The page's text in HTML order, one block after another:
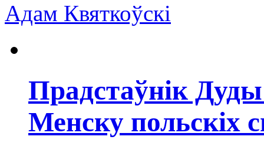
Адам Квяткоўскі
Прадстаўнік
Менску польскіх